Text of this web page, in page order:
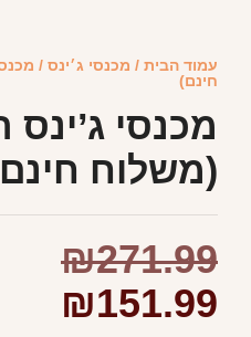
עמוד הבית / מכנסי ג׳ינס /
חינם)
מכנסי
(משלוח
₪271.99
₪151.99